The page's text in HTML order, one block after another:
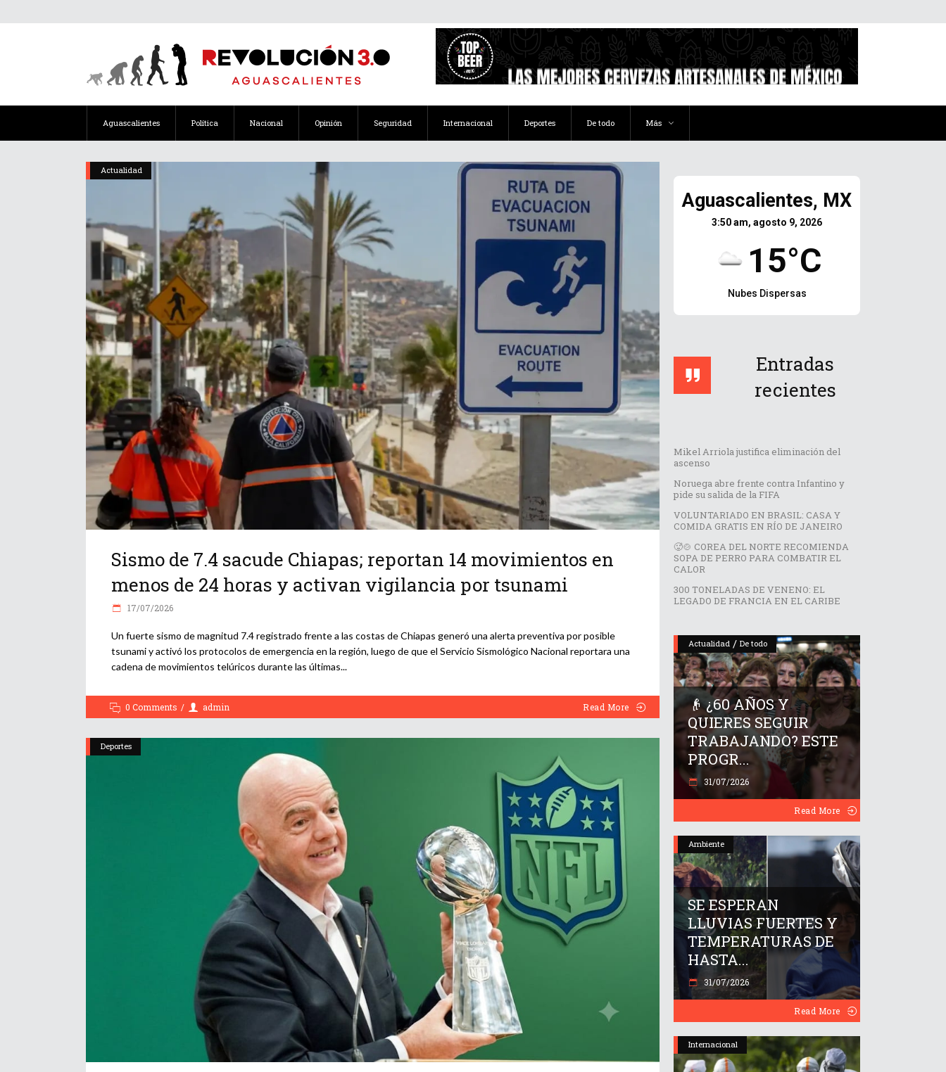
Aguascalientes Política Nacional Opinión Seguridad Internacional Deportes De todo Más
Actualidad
Sismo de 7.4 sacude Chiapas; reportan 14 movimientos en
menos de 24 horas y activan vigilancia por tsunami
17/07/2026
Un fuerte sismo de magnitud 7.4 registrado frente a las costas de Chiapas generó una alerta preventiva por posible
tsunami y activó los protocolos de emergencia en la región, luego de que el Servicio Sismológico Nacional reportara una
cadena de movimientos telúricos durante las últimas
0 Comments admin Read More
Deportes
Aguascalientes, MX
3:50 am, agosto 9, 2026
15°C
Nubes Dispersas
Entradas
recientes
Mikel Arriola justifica eliminación del
ascenso
Noruega abre frente contra Infantino y
pide su salida de la FIFA
VOLUNTARIADO EN BRASIL: CASA Y
COMIDA GRATIS EN RÍO DE JANEIRO
🥵🍲 COREA DEL NORTE RECOMIENDA
SOPA DE PERRO PARA COMBATIR EL
CALOR
300 TONELADAS DE VENENO: EL
LEGADO DE FRANCIA EN EL CARIBE
Actualidad / De todo
👴 ¿60 AÑOS Y
QUIERES SEGUIR
TRABAJANDO? ESTE
PROGR...
31/07/2026
Read More
Ambiente
SE ESPERAN
LLUVIAS FUERTES Y
TEMPERATURAS DE
HASTA...
31/07/2026
Read More
Internacional